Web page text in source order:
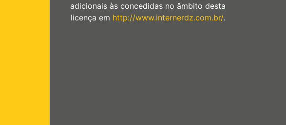
adicionais às concedidas no âmbito desta
licença em http://www.internerdz.com.br/.